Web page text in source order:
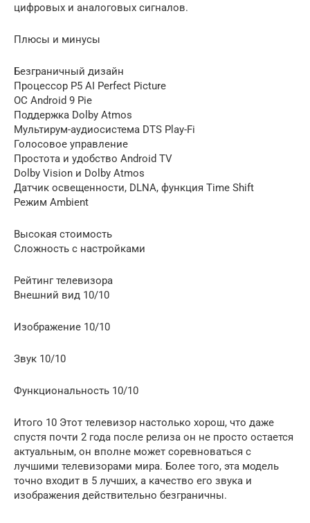
цифровых и аналоговых сигналов.
Плюсы и минусы
Безграничный дизайн
Процессор P5 AI Perfect Picture
ОС Android 9 Pie
Поддержка Dolby Atmos
Мультирум-аудиосистема DTS Play-Fi
Голосовое управление
Простота и удобство Android TV
Dolby Vision и Dolby Atmos
Датчик освещенности, DLNA, функция Time Shift
Режим Ambient
Высокая стоимость
Сложность с настройками
Рейтинг телевизора
Внешний вид 10/10
Изображение 10/10
Звук 10/10
Функциональность 10/10
Итого 10 Этот телевизор настолько хорош, что даже
спустя почти 2 года после релиза он не просто остается
актуальным, он вполне может соревноваться с
лучшими телевизорами мира. Более того, эта модель
точно входит в 5 лучших, а качество его звука и
изображения действительно безграничны.